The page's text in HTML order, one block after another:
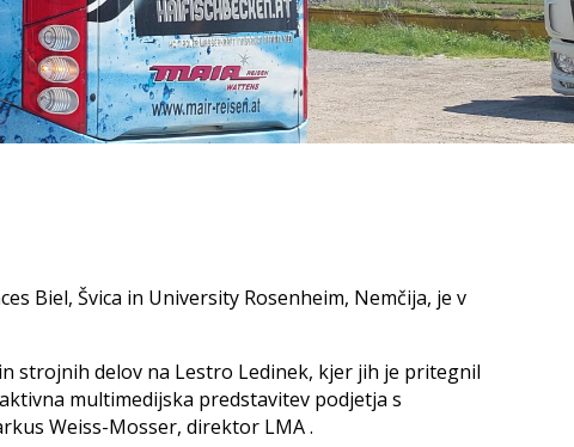
Pričetek industrijske
proizvodnje
Prospekti
Orodja
1500
H 1500
VH
X-Cut
XL-Cut 1300
LKS 600 / 1000 / 1300
naprave
naprave
traki
Posebni transporterji
Varnostne in dostopne rešitve
Ograje
Montaža, zagon in usposabljanje
Biel, Švica in University Rosenheim, Nemčija, je v
strojnih delov na Lestro Ledinek, kjer jih je pritegnil
multimedijska predstavitev podjetja s
Weiss-Mosser, direktor LMA .